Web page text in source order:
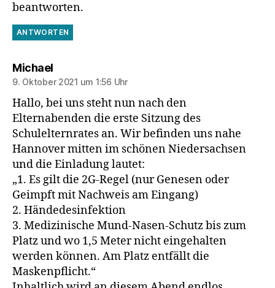
beantworten.
ANTWORTEN
Michaelsagt:
9. Oktober 2021 um 1:56 Uhr
Hallo, bei uns steht nun nach den
Elternabenden die erste Sitzung des
Schulelternrates an. Wir befinden uns nahe
Hannover mitten im schönen Niedersachsen
und die Einladung lautet:
„1. Es gilt die 2G-Regel (nur Genesen oder
Geimpft mit Nachweis am Eingang)
2. Händedesinfektion
3. Medizinische Mund-Nasen-Schutz bis zum
Platz und wo 1,5 Meter nicht eingehalten
werden können. Am Platz entfällt die
Maskenpflicht.“